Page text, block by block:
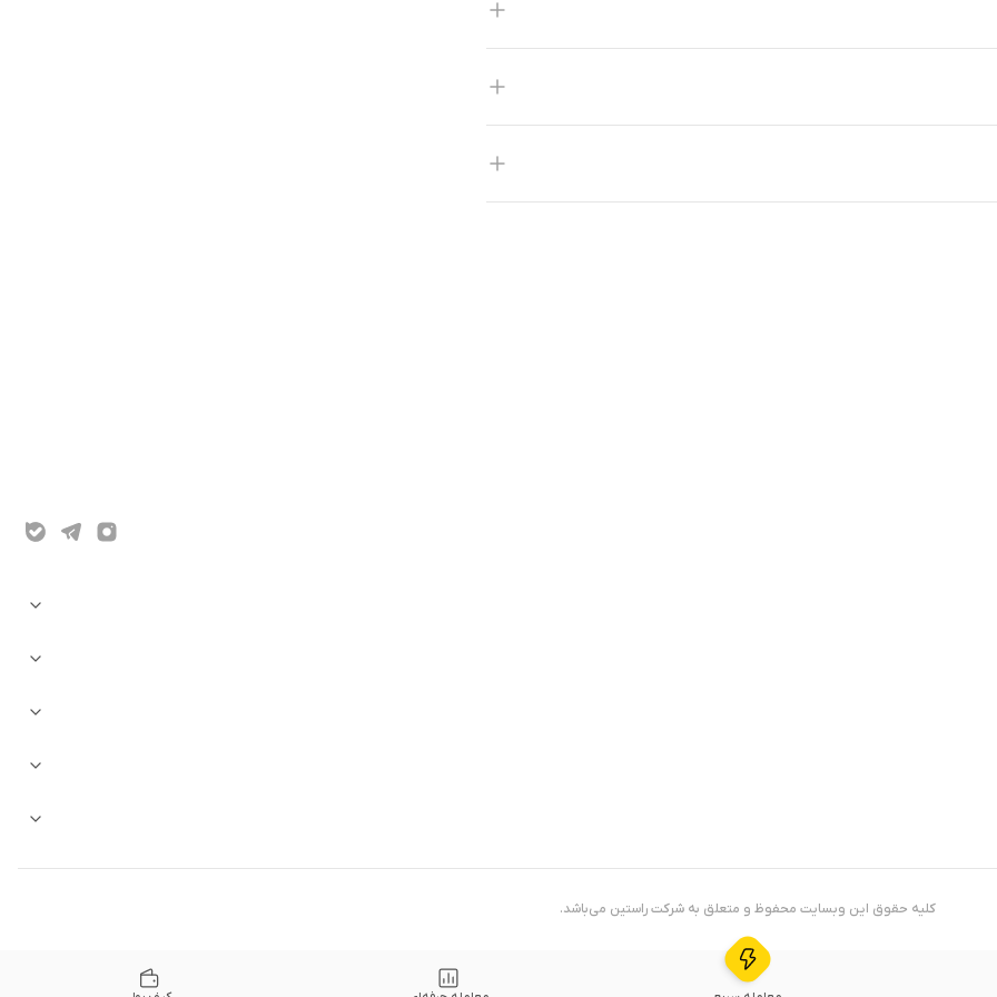
برای فروش رمز ارز OSAK در صرافی راستین، دو گزینه پیش روی شماست. اگر توکن‌های OSAK خود را در یک کیف پول خارجی نگهداری می‌کنید، ابتدا
از طریق بخش "معامله سریع"، می‌توانید این توکن‌ها را با قیمت لحظه‌ای
بر مسئولیت‌پذیری، به ایجاد یک اکوسیستم پویا و مشارکت‌محور
کلیه حقوق این وبسایت محفوظ و متعلق به شرکتراستین می‌باشد.